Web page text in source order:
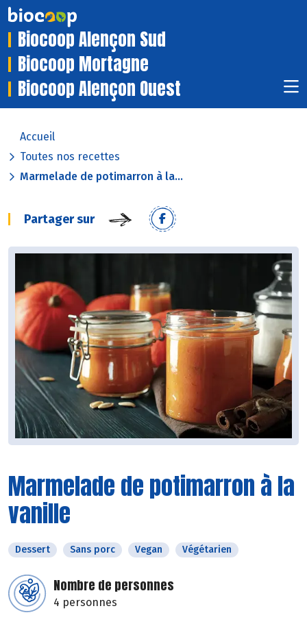
Biocoop Alençon Sud
Biocoop Mortagne
Biocoop Alençon Ouest
Accueil
Toutes nos recettes
Marmelade de potimarron à la...
Partager sur
Marmelade de potimarron à la
vanille
Dessert Sans porc Vegan Végétarien
Nombre de personnes
4 personnes